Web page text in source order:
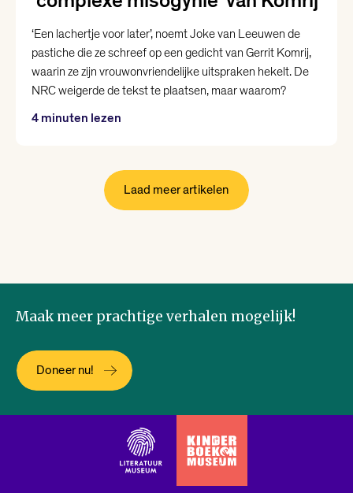
‘Een lachertje voor later’, noemt Joke van Leeuwen de
pastiche die ze schreef op een gedicht van Gerrit Komrij,
waarin ze zijn vrouwonvriendelijke uitspraken hekelt. De
NRC weigerde de tekst te plaatsen, maar waarom?
4 minuten lezen
Laad meer artikelen
Maak meer prachtige verhalen mogelijk!
Doneer nu!